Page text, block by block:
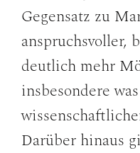
Gegensatz zu
anspruchsvoller,
deutlich mehr
insbesondere
Darüber hinaus